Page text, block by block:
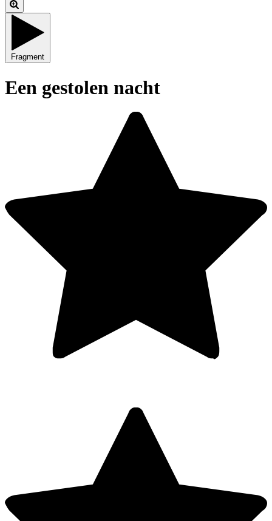
Fragment
Een gestolen nacht